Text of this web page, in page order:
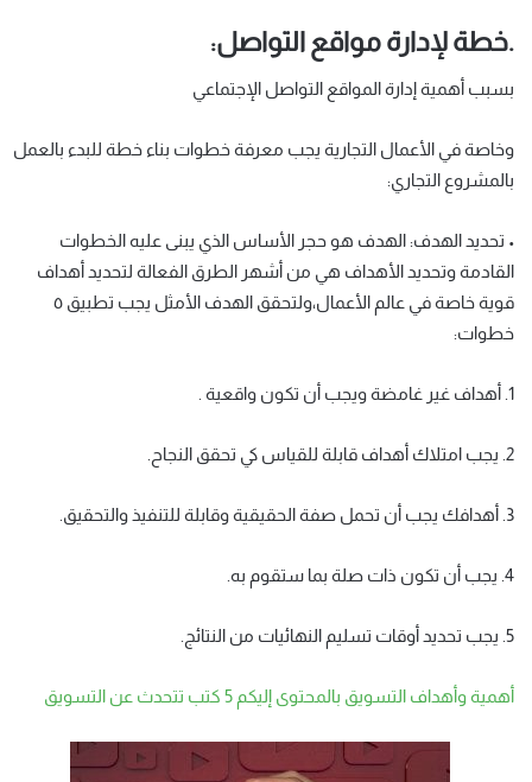
.خطة لإدارة مواقع التواصل:
بسبب أهمية إدارة المواقع التواصل الإجتماعي
وخاصة في الأعمال التجارية يجب معرفة خطوات بناء خطة للبدء بالعمل
بالمشروع التجاري:
• تحديد الهدف: الهدف هو حجر الأساس الذي يبنى عليه الخطوات
القادمة وتحديد الأهداف هي من أشهر الطرق الفعالة لتحديد أهداف
قوية خاصة في عالم الأعمال،ولتحقق الهدف الأمثل يجب تطبيق ٥
خطوات:
1. أهداف غير غامضة ويجب أن تكون واقعية .
2. يجب امتلاك أهداف قابلة للقياس كي تحقق النجاح.
3. أهدافك يجب أن تحمل صفة الحقيقية وقابلة للتنفيذ والتحقيق.
4. يجب أن تكون ذات صلة بما ستقوم به.
5. يجب تحديد أوقات تسليم النهائيات من النتائج.
أهمية وأهداف التسويق بالمحتوى إليكم 5 كتب تتحدث عن التسويق